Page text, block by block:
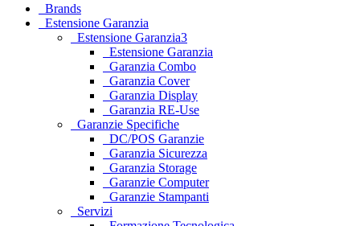
Brands
Estensione Garanzia
Estensione Garanzia3
Estensione Garanzia
Garanzia Combo
Garanzia Cover
Garanzia Display
Garanzia RE-Use
Garanzie Specifiche
DC/POS Garanzie
Garanzia Sicurezza
Garanzia Storage
Garanzie Computer
Garanzie Stampanti
Servizi